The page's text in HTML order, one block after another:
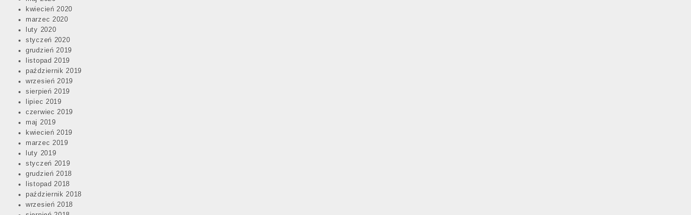
kwiecień 2020
marzec 2020
luty 2020
styczeń 2020
grudzień 2019
listopad 2019
październik 2019
wrzesień 2019
sierpień 2019
lipiec 2019
czerwiec 2019
maj 2019
kwiecień 2019
marzec 2019
luty 2019
styczeń 2019
grudzień 2018
listopad 2018
październik 2018
wrzesień 2018